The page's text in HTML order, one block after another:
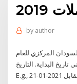
by author
المركزي للعام
تاريخ البداية. التاريخ.
E.g., 21-01-2021 بيت لحم- معا- جاءت أسعار صرف العملات مقابل